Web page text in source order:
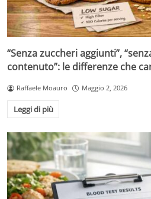
“Senza zuccheri aggiunti”,
contenuto”: le differenze che
Raffaele Moauro Maggio 2, 2026
Leggi di più